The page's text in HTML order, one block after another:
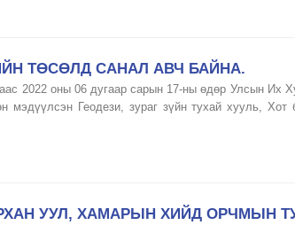
ТӨСӨЛД САНАЛ АВЧ БАЙНА.
2022 оны 06 дугаар сарын 17-ны өдөр Улсын Их
мэдүүлсэн Геодези, зураг зүйн тухай хууль,
УУЛ, ХАМАРЫН ХИЙД ОРЧМЫН